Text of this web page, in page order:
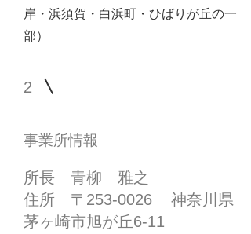
岸・浜須賀・白浜町・ひばりが丘の一
部）
2
事業所情報
所長 青柳 雅之
住所 〒253-0026 神奈川県
茅ヶ崎市旭が丘6-11